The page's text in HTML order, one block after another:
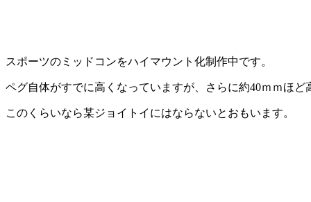
スポーツのミッドコンをハイマウント化制作中です。
ペグ自体がすでに高くなっていますが、さらに約40ｍｍほど
このくらいなら某ジョイトイにはならないとおもいます。